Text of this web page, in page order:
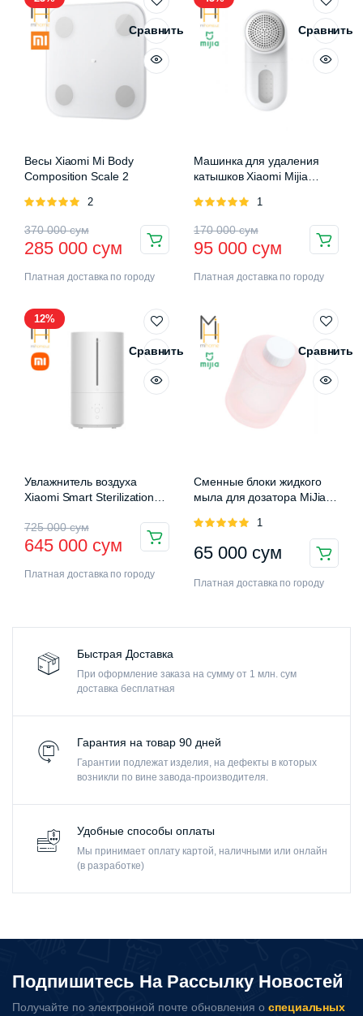
Быстрая Доставка
При оформление заказа на сумму от 1 млн. сум
доставка бесплатная
Гарантия на товар 90 дней
Гарантии подлежат изделия, на дефекты в которых
возникли по вине завода-производителя.
Удобные способы оплаты
Мы принимает оплату картой, наличными или онлайн
(в разработке)
Сравнить
Весы Xiaomi Mi Body
Composition Scale 2
Оценка
2
370 000сум
285 000 сум
Платная доставка по городу
Сравнить
Машинка для удаления
катышков Xiaomi Mijia
Оценка
1
170 000сум
95 000 сум
Платная доставка по городу
12%
Сравнить
Увлажнитель воздуха
Xiaomi Smart Sterilization
725 000сум
645 000 сум
Платная доставка по городу
Сравнить
Сменные блоки жидкого
мыла для дозатора MiJia
Dispenser
Оценка
1
65 000 сум
Платная доставка по городу
Подпишитесь На Рассылку Новостей
Получайте по электронной почте обновления о специальных